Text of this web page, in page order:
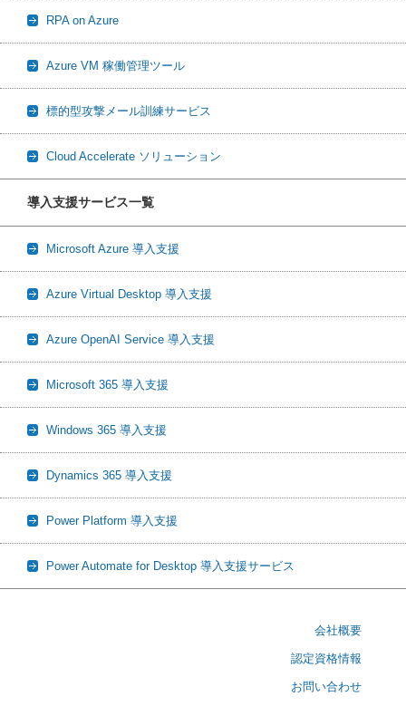
RPA on Azure
Azure VM 稼働管理ツール
標的型攻撃メール訓練サービス
Cloud Accelerate ソリューション
導入支援サービス一覧
Microsoft Azure 導入支援
Azure Virtual Desktop 導入支援
Azure OpenAI Service 導入支援
Microsoft 365 導入支援
Windows 365 導入支援
Dynamics 365 導入支援
Power Platform 導入支援
Power Automate for Desktop 導入支援サービス
会社概要
認定資格情報
お問い合わせ